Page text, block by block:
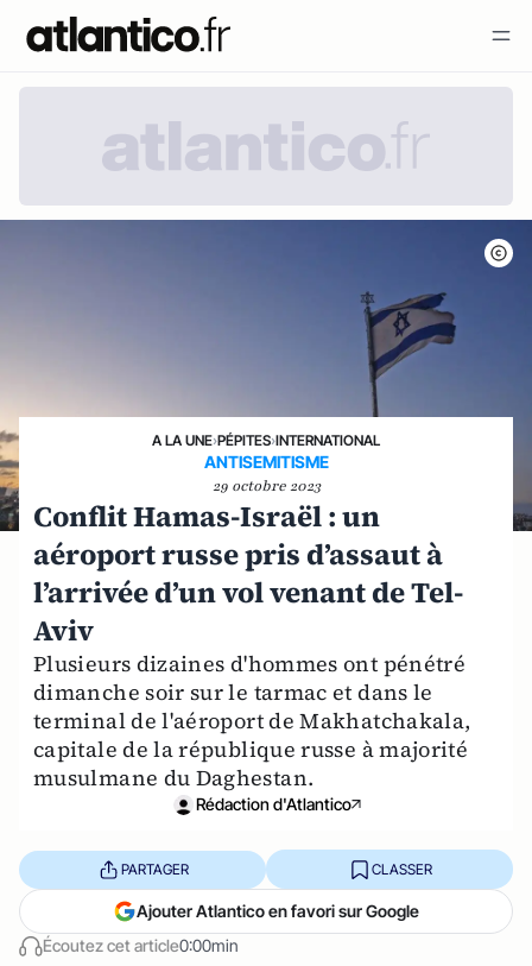
A LA UNE›PÉPITES›INTERNATIONAL
ANTISEMITISME
29 octobre 2023
Conflit Hamas-Israël : un
aéroport russe pris d’assaut à
l’arrivée d’un vol venant de Tel-
Aviv
Plusieurs dizaines d'hommes ont pénétré
dimanche soir sur le tarmac et dans le
terminal de l'aéroport de Makhatchakala,
capitale de la république russe à majorité
musulmane du Daghestan.
Rédaction d'Atlantico
Écoutez cet article0:00min
PARTAGER CLASSER
Ajouter Atlantico en favori sur Google